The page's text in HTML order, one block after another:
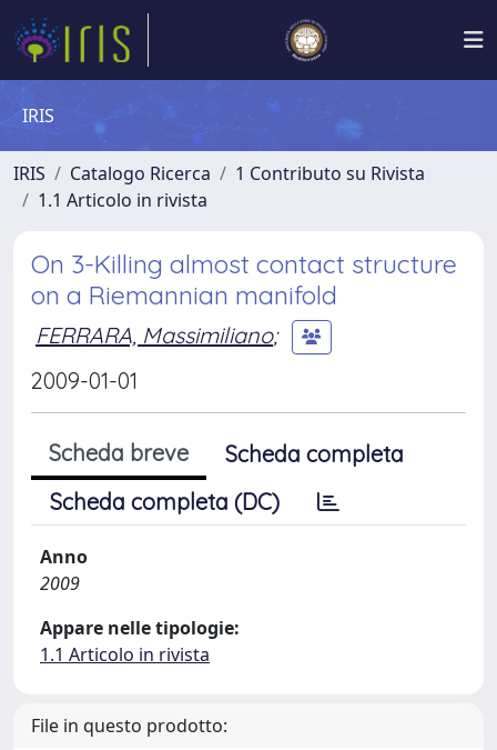
IRIS
IRIS Catalogo Ricerca
1 Contributo su Rivista
1.1 Articolo in rivista
On 3-Killing almost contact structure
on a Riemannian manifold
FERRARA, Massimiliano;
2009-01-01
Scheda breve
Scheda completa
Scheda completa (DC)
Anno
2009
Appare nelle tipologie:
1.1 Articolo in rivista
File in questo prodotto: